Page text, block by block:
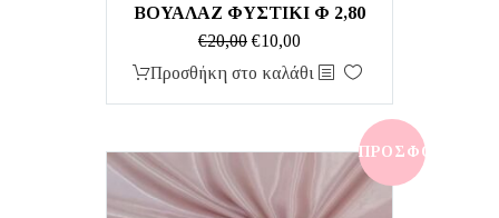
ΒΟΥΑΛΑΖ ΦΥΣΤΙΚΙ Φ 2,80
€20,00 Original
price
€10,00Η
τρέχουσα
€10,00.
Προσθήκη στο καλάθι
ΠΡΟΣΦΟΡΆ!